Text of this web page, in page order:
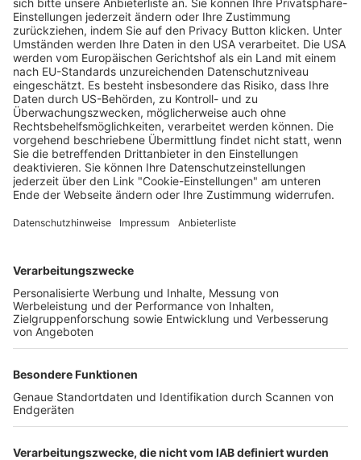
60 Jahre: Großes Jubiläumsfest im Braun
Möbel-Center Freiburg
Wochenbericht 29.07.2026
Freiburger Wochenbericht
Der Wochenbericht
wurde zum 31. Juli 2026
eingestellt.